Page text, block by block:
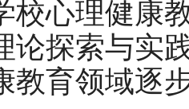
校心理健康
论探索与实
教育领域逐